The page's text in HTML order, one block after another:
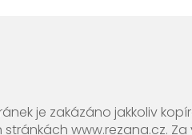
je zakázáno jakkoliv
www.rezana.cz.